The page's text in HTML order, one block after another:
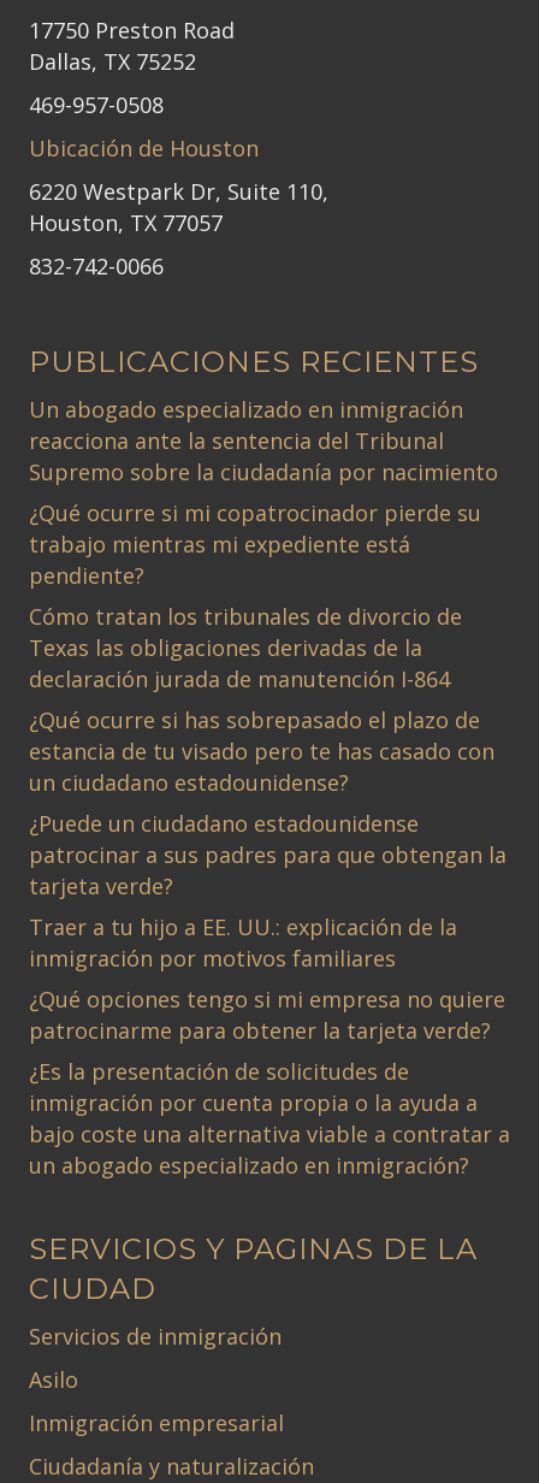
17750 Preston Road
Dallas, TX 75252
469-957-0508
Ubicación de Houston
6220 Westpark Dr, Suite 110,
Houston, TX 77057
832-742-0066
PUBLICACIONES RECIENTES
Un abogado especializado en inmigración
reacciona ante la sentencia del Tribunal
Supremo sobre la ciudadanía por nacimiento
¿Qué ocurre si mi copatrocinador pierde su
trabajo mientras mi expediente está
pendiente?
Cómo tratan los tribunales de divorcio de
Texas las obligaciones derivadas de la
declaración jurada de manutención I-864
¿Qué ocurre si has sobrepasado el plazo de
estancia de tu visado pero te has casado con
un ciudadano estadounidense?
¿Puede un ciudadano estadounidense
patrocinar a sus padres para que obtengan la
tarjeta verde?
Traer a tu hijo a EE. UU.: explicación de la
inmigración por motivos familiares
¿Qué opciones tengo si mi empresa no quiere
patrocinarme para obtener la tarjeta verde?
¿Es la presentación de solicitudes de
inmigración por cuenta propia o la ayuda a
bajo coste una alternativa viable a contratar a
un abogado especializado en inmigración?
SERVICIOS Y PAGINAS DE LA
CIUDAD
Servicios de inmigración
Asilo
Inmigración empresarial
Ciudadanía y naturalización